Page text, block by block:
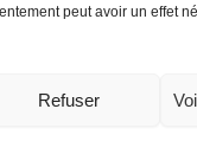
peut avoir un effet
Refuser